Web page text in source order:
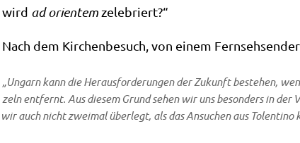
wird ad ori­en­temzelebriert?“
Nach dem Kir­chen­be­such, von einem
„Ungarn kann die Her­aus­for­de­run­gen der Zukunft bestehen,
zeln ent­fernt. Aus die­sem Grund sehen wir uns beson­ders in
auch nicht zwei­mal über­legt, als das Ansu­chen aus Tolen­ti­no